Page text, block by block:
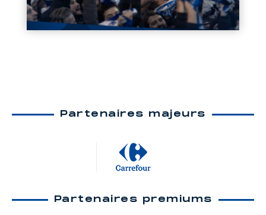
Partenaires majeurs
Partenaires premiums